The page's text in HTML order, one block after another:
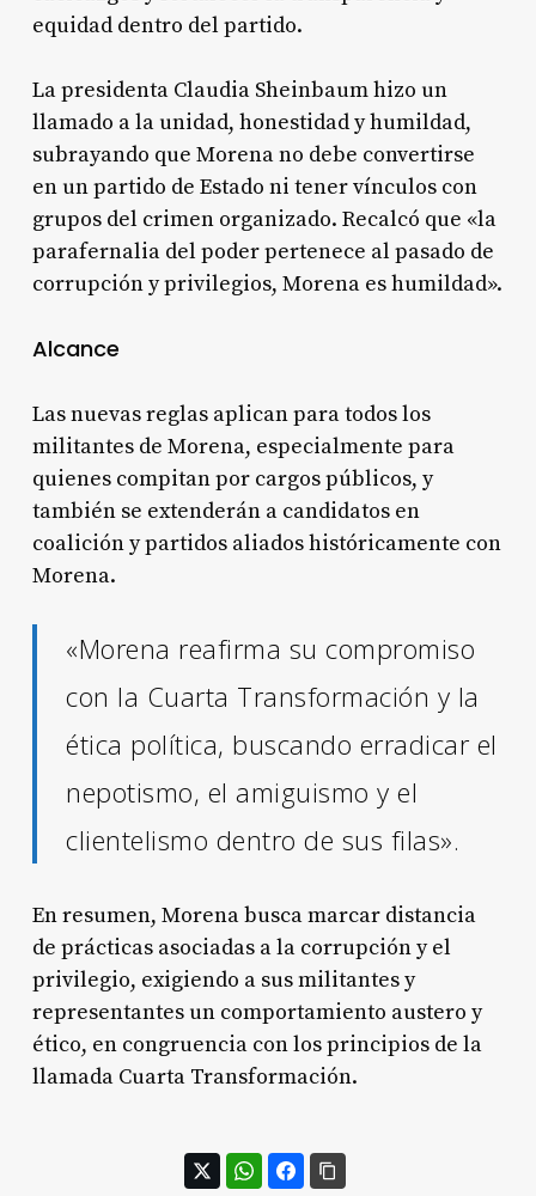
equidad dentro del partido.
La presidenta Claudia Sheinbaum hizo un
llamado a la unidad, honestidad y humildad,
subrayando que Morena no debe convertirse
en un partido de Estado ni tener vínculos con
grupos del crimen organizado. Recalcó que «la
parafernalia del poder pertenece al pasado de
corrupción y privilegios, Morena es humildad».
Alcance
Las nuevas reglas aplican para todos los
militantes de Morena, especialmente para
quienes compitan por cargos públicos, y
también se extenderán a candidatos en
coalición y partidos aliados históricamente con
Morena.
«Morena reafirma su compromiso
con la Cuarta Transformación y la
ética política, buscando erradicar el
nepotismo, el amiguismo y el
clientelismo dentro de sus filas».
En resumen, Morena busca marcar distancia
de prácticas asociadas a la corrupción y el
privilegio, exigiendo a sus militantes y
representantes un comportamiento austero y
ético, en congruencia con los principios de la
llamada Cuarta Transformación.